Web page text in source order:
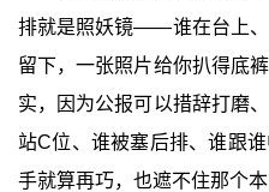
排就是照妖镜——谁在台上
留下，一张照片给你扒得底
实，因为公报可以措辞打磨
站C位、谁被塞后排、谁跟
手就算再巧，也遮不住那个本